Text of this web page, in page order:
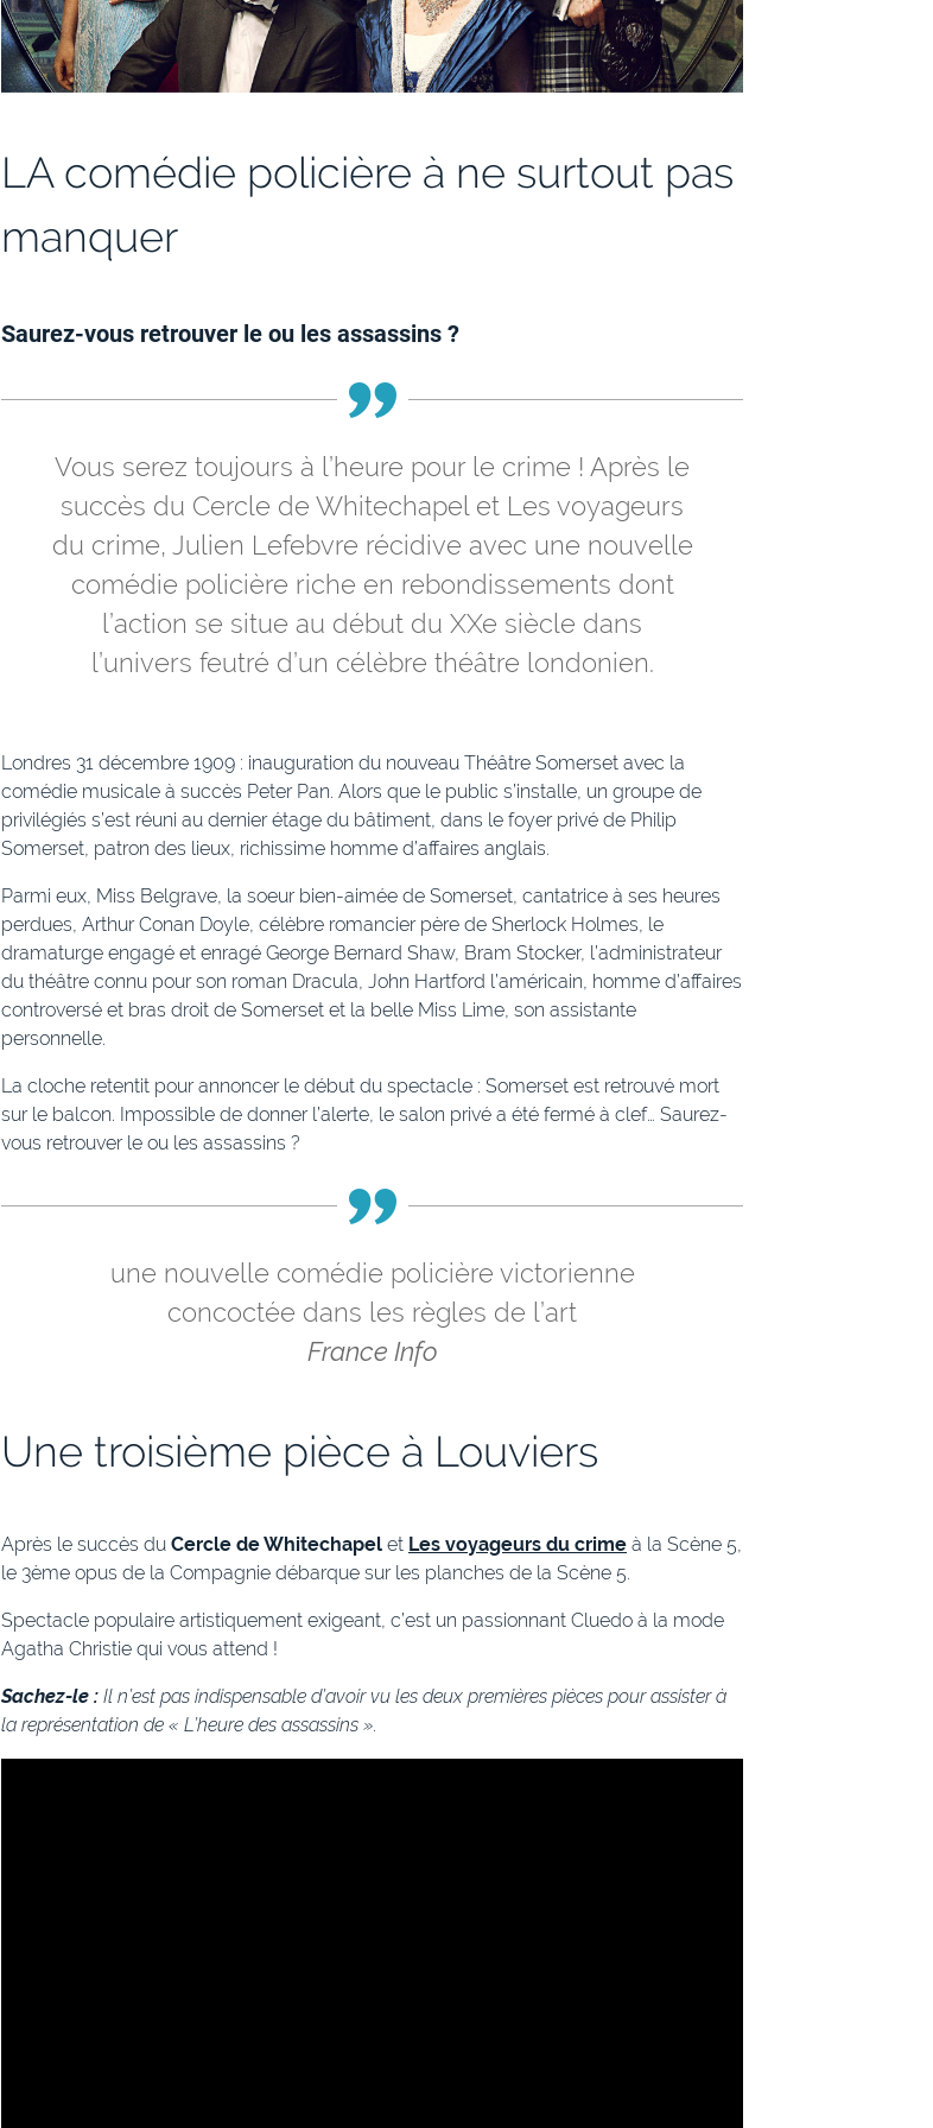
LA comédie policière à ne surtout pas
manquer
Saurez-vous retrouver le ou les assassins ?
Vous serez toujours à l’heure pour le crime ! Après le
succès du Cercle de Whitechapel et Les voyageurs
du crime, Julien Lefebvre récidive avec une nouvelle
comédie policière riche en rebondissements dont
l’action se situe au début du XXe siècle dans
l’univers feutré d’un célèbre théâtre londonien.
Londres 31 décembre 1909 : inauguration du nouveau Théâtre Somerset avec la
comédie musicale à succès Peter Pan. Alors que le public s’installe, un groupe de
privilégiés s’est réuni au dernier étage du bâtiment, dans le foyer privé de Philip
Somerset, patron des lieux, richissime homme d’affaires anglais.
Parmi eux, Miss Belgrave, la soeur bien-aimée de Somerset, cantatrice à ses heures
perdues, Arthur Conan Doyle, célèbre romancier père de Sherlock Holmes, le
dramaturge engagé et enragé George Bernard Shaw, Bram Stocker, l’administrateur
du théâtre connu pour son roman Dracula, John Hartford l’américain, homme d’affaires
controversé et bras droit de Somerset et la belle Miss Lime, son assistante
personnelle.
La cloche retentit pour annoncer le début du spectacle : Somerset est retrouvé mort
sur le balcon. Impossible de donner l’alerte, le salon privé a été fermé à clef… Saurez-
vous retrouver le ou les assassins ?
une nouvelle comédie policière victorienne
concoctée dans les règles de l’art
France Info
Une troisième pièce à Louviers
Après le succès du Cercle de Whitechapel et Les voyageurs du crime à la Scène 5,
le 3ème opus de la Compagnie débarque sur les planches de la Scène 5.
Spectacle populaire artistiquement exigeant, c’est un passionnant Cluedo à la mode
Agatha Christie qui vous attend !
Sachez-le : Il n’est pas indispensable d’avoir vu les deux premières pièces pour assister à
la représentation de « L’heure des assassins ».